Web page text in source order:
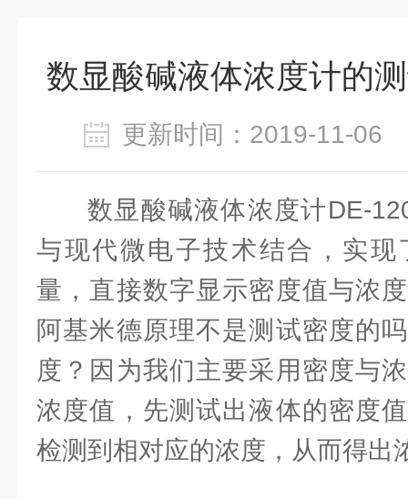
数显酸碱液体浓度计的
更新时间：2019-11-
数显酸碱液体浓度计DE-
与现代微电子技术结合，实现
量，直接数字显示密度值与浓
阿基米德原理不是测试密度的
度？因为我们主要采用密度与
浓度值，先测试出液体的密度
检测到相对应的浓度，从而得出